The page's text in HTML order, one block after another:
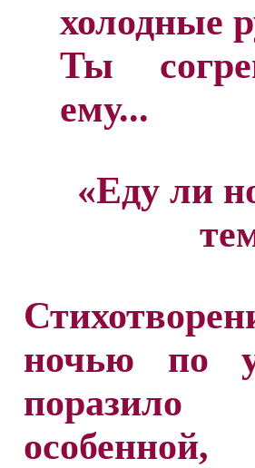
холодные
Ты
ему...
«Еду ли
ночью по
особенной,